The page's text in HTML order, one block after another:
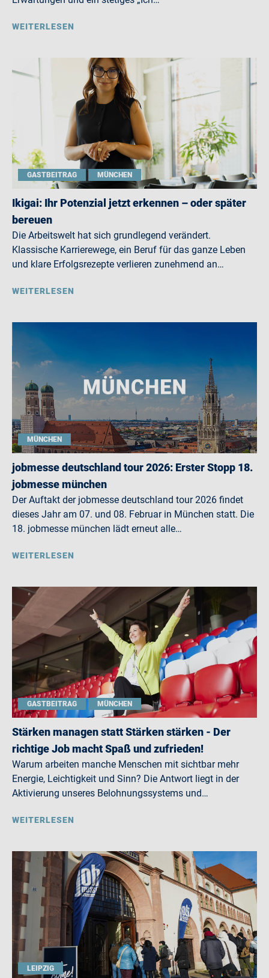
WEITERLESEN
GASTBEITRAG MÜNCHEN
Ikigai: Ihr Potenzial jetzt erkennen – oder später
bereuen
Die Arbeitswelt hat sich grundlegend verändert.
Klassische Karrierewege, ein Beruf für das ganze Leben
und klare Erfolgsrezepte verlieren zunehmend an…
WEITERLESEN
MÜNCHEN
jobmesse deutschland tour 2026: Erster Stopp 18.
jobmesse münchen
Der Auftakt der jobmesse deutschland tour 2026 findet
dieses Jahr am 07. und 08. Februar in München statt. Die
18. jobmesse münchen lädt erneut alle…
WEITERLESEN
GASTBEITRAG MÜNCHEN
Stärken managen statt Stärken stärken - Der
richtige Job macht Spaß und zufrieden!
Warum arbeiten manche Menschen mit sichtbar mehr
Energie, Leichtigkeit und Sinn? Die Antwort liegt in der
Aktivierung unseres Belohnungssystems und…
WEITERLESEN
LEIPZIG